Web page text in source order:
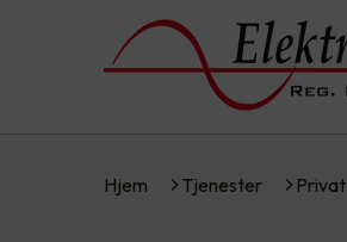
Hjem Tjenester Privat